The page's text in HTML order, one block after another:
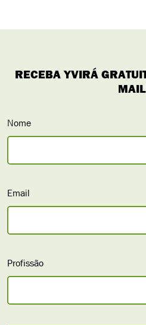
Nome
Email
Profissão